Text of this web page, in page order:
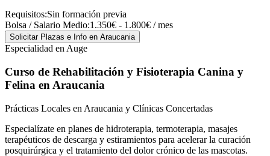
Requisitos:Sin formación previa
Bolsa / Salario Medio:1.350€ - 1.800€ / mes
Solicitar Plazas e Info en Araucania
Especialidad en Auge
Curso de Rehabilitación y Fisioterapia Canina y
Felina en Araucania
Prácticas Locales en Araucania y Clínicas Concertadas
Especialízate en planes de hidroterapia, termoterapia, masajes
terapéuticos de descarga y estiramientos para acelerar la curación
posquirúrgica y el tratamiento del dolor crónico de las mascotas.